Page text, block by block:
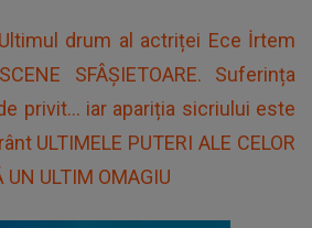
drum al actriței Ece İrtem
SFÂȘIETOARE. Suferința
privit... iar apariția sicriului este
ULTIMELE PUTERI ALE CELOR
ULTIM OMAGIU